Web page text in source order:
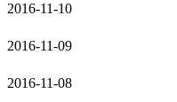
2016-11-10
2016-11-09
2016-11-08